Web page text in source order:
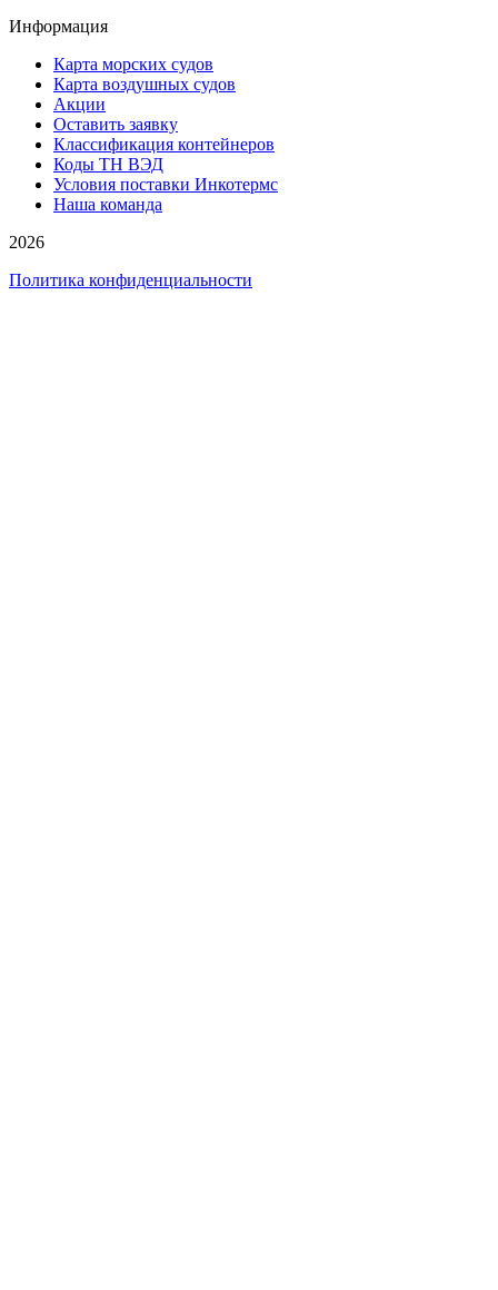
Информация
Карта морских судов
Карта воздушных судов
Акции
Оставить заявку
Классификация контейнеров
Коды ТН ВЭД
Условия поставки Инкотермс
Наша команда
2026
Политика конфиденциальности